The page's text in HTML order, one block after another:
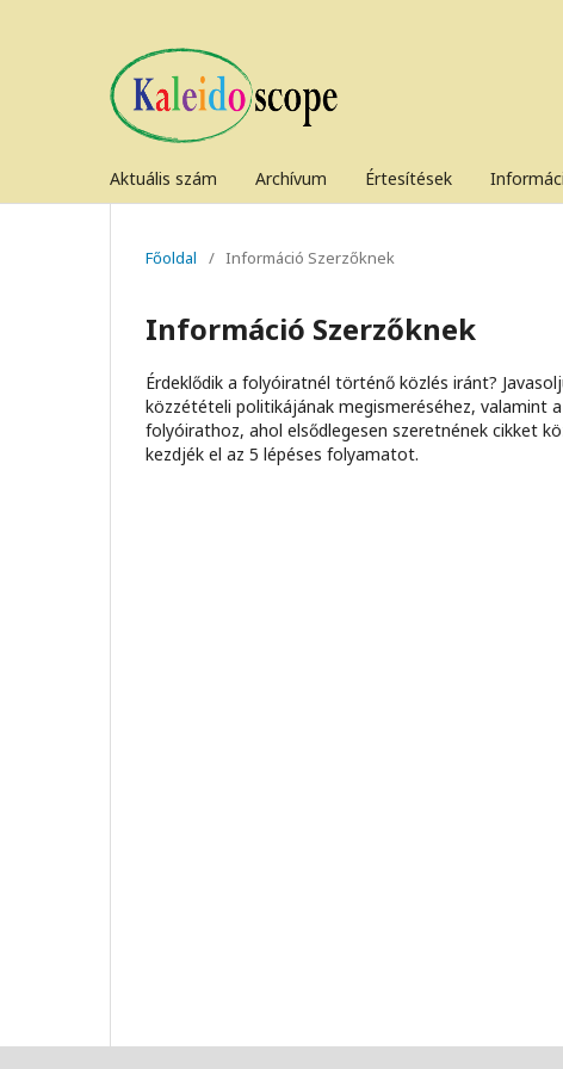
Aktuális szám Archívum Értesítések
Főoldal / Információ Szerzőknek
Információ Szerzőknek
Érdeklődik a folyóiratnél történő közlés iránt?
közzétételi politikájának megismeréséhez, valamint a
folyóirathoz, ahol elsődlegesen szeretnének cikket
kezdjék el az 5 lépéses folyamatot.